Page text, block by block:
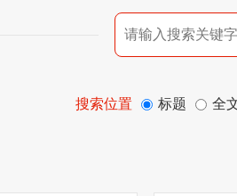
搜索位置 标题 全